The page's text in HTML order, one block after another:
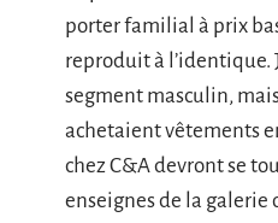
porter familial à prix
reproduit à l’identique.
segment masculin,
achetaient vêtements
chez C&A devront se
enseignes de la galerie